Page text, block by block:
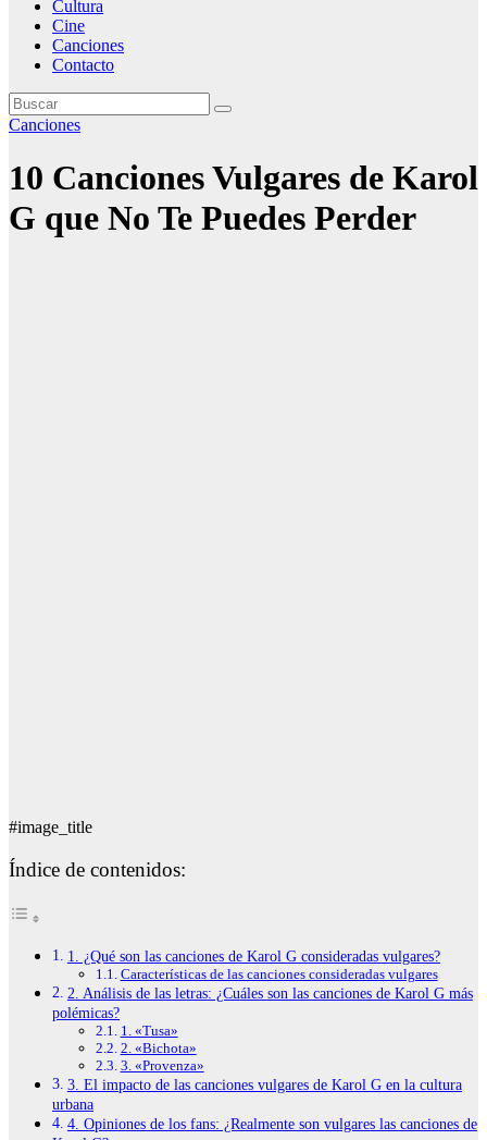
Cultura
Cine
Canciones
Contacto
Canciones
10 Canciones Vulgares de Karol
G que No Te Puedes Perder
#image_title
Índice de contenidos:
1. ¿Qué son las canciones de Karol G consideradas vulgares?
Características de las canciones consideradas vulgares
2. Análisis de las letras: ¿Cuáles son las canciones de Karol G más
polémicas?
1. «Tusa»
2. «Bichota»
3. «Provenza»
3. El impacto de las canciones vulgares de Karol G en la cultura
urbana
4. Opiniones de los fans: ¿Realmente son vulgares las canciones de